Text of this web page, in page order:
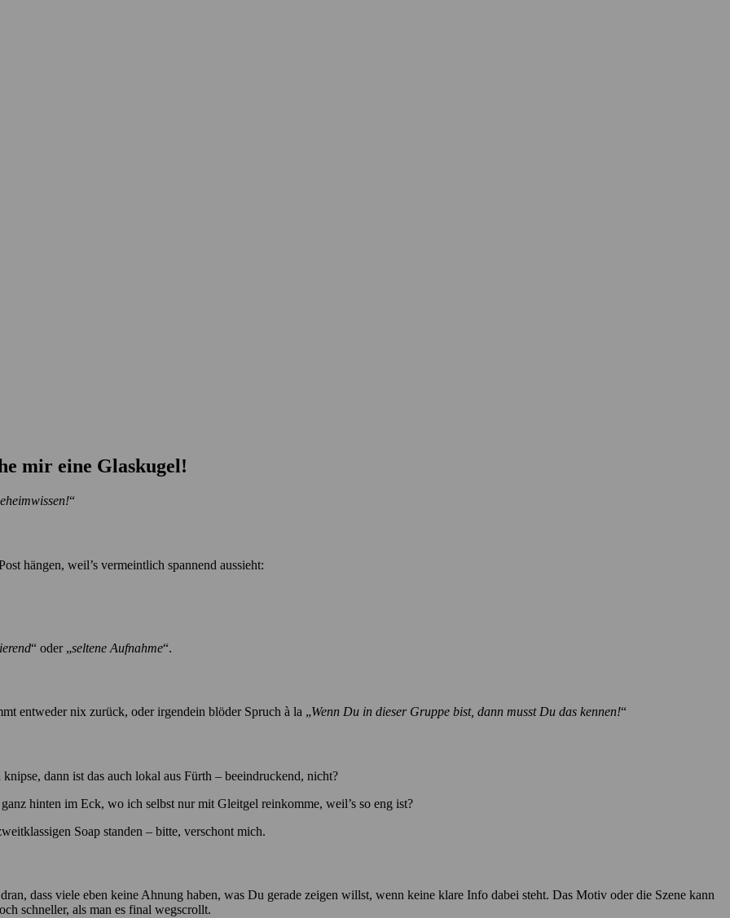
mir eine Glaskugel!
“
hängen, weil’s vermeintlich spannend aussieht:
“ oder „seltene Aufnahme“.
entweder nix zurück, oder irgendein blöder Spruch à la „Wenn Du in dieser Gruppe bist, dann musst Du das kennen!“
dann ist das auch lokal aus Fürth – beeindruckend, nicht?
hinten im Eck, wo ich selbst nur mit Gleitgel reinkomme, weil’s so eng ist?
Soap standen – bitte, verschont mich.
dass viele eben keine Ahnung haben, was Du gerade zeigen willst, wenn keine klare Info dabei steht. Das Motiv oder die Szene kann
schneller, als man es final wegscrollt.